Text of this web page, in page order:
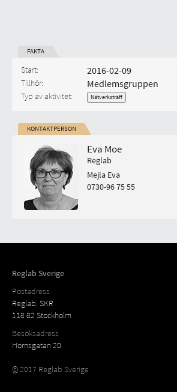
FAKTA
Start: 2016-02-09
Tillhör: Medlemsgruppen
Typ av aktivitet: Nätverksträff
KONTAKTPERSON
Eva Moe
Reglab
Mejla Eva
0730-96 75 55
Reglab Sverige
Postadress
Reglab, SKR
118 82 Stockholm
Besöksadress
Hornsgatan 20
© 2017 Reglab Sverige